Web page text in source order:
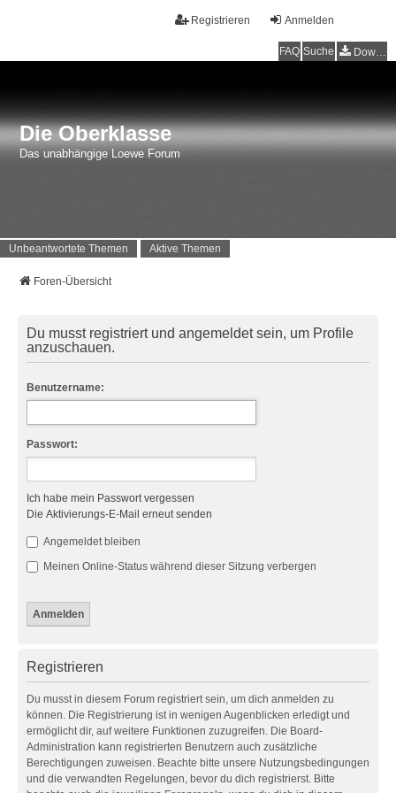
Anmelden
Registrieren
FAQ Suche Downloads
Die Oberklasse
Das unabhängige Loewe Forum
Unbeantwortete Themen Aktive Themen
Foren-Übersicht
Du musst registriert und angemeldet sein, um Profile
anzuschauen.
Benutzername:
Passwort:
Ich habe mein Passwort vergessen
Die Aktivierungs-E-Mail erneut senden
Angemeldet bleiben
Meinen Online-Status während dieser Sitzung verbergen
Registrieren
Du musst in diesem Forum registriert sein, um dich anmelden zu
können. Die Registrierung ist in wenigen Augenblicken erledigt und
ermöglicht dir, auf weitere Funktionen zuzugreifen. Die Board-
Administration kann registrierten Benutzern auch zusätzliche
Berechtigungen zuweisen. Beachte bitte unsere Nutzungsbedingungen
und die verwandten Regelungen, bevor du dich registrierst. Bitte